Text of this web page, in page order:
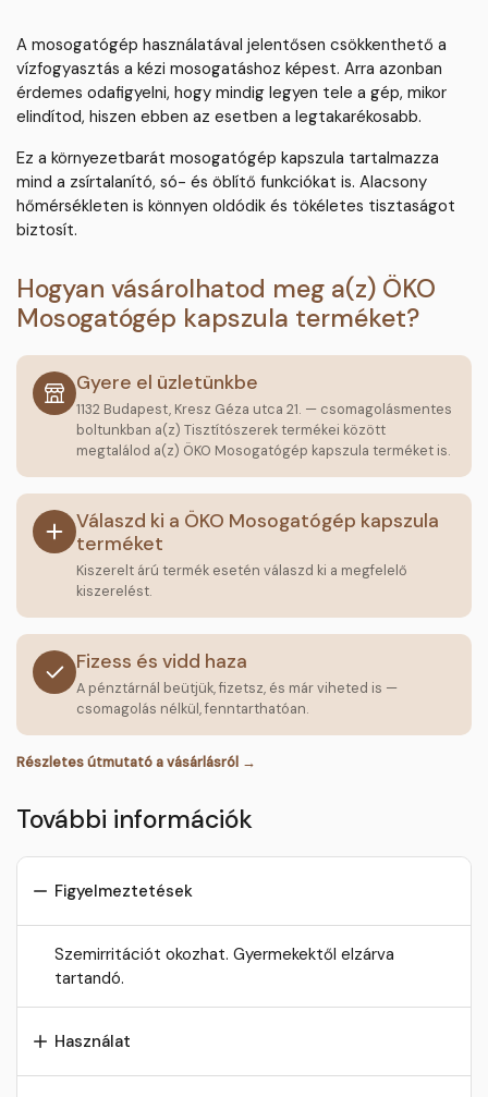
A mosogatógép használatával jelentősen csökkenthető a
vízfogyasztás a kézi mosogatáshoz képest. Arra azonban
érdemes odafigyelni, hogy mindig legyen tele a gép, mikor
elindítod, hiszen ebben az esetben a legtakarékosabb.
Ez a környezetbarát mosogatógép kapszula tartalmazza
mind a zsírtalanító, só- és öblítő funkciókat is. Alacsony
hőmérsékleten is könnyen oldódik és tökéletes tisztaságot
biztosít.
Hogyan vásárolhatod meg a(z) ÖKO
Mosogatógép kapszula terméket?
Gyere el üzletünkbe
1132 Budapest, Kresz Géza utca 21. — csomagolásmentes
boltunkban a(z) Tisztítószerek termékei között
megtalálod a(z) ÖKO Mosogatógép kapszula terméket is.
Válaszd ki a ÖKO Mosogatógép kapszula
terméket
Kiszerelt árú termék esetén válaszd ki a megfelelő
kiszerelést.
Fizess és vidd haza
A pénztárnál beütjük, fizetsz, és már viheted is —
csomagolás nélkül, fenntarthatóan.
Részletes útmutató a vásárlásról →
További információk
Figyelmeztetések
Szemirritációt okozhat. Gyermekektől elzárva
tartandó.
Használat